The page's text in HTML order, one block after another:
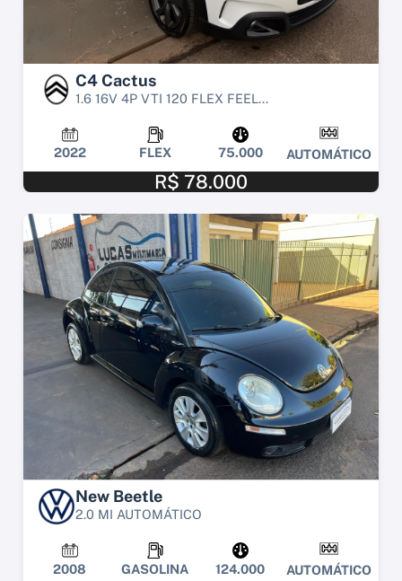
C4 Cactus
1.6 16V 4P VTI 120 FLEX FEEL...
2022 FLEX 75.000 AUTOMÁTICO
R$ 78.000
New Beetle
2.0 MI AUTOMÁTICO
2008 GASOLINA 124.000 AUTOMÁTICO